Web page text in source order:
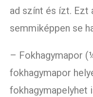
ad színt és ízt. Ezt
semmiképpen se
– Fokhagymapor
fokhagymapor
fokhagymapelyhet